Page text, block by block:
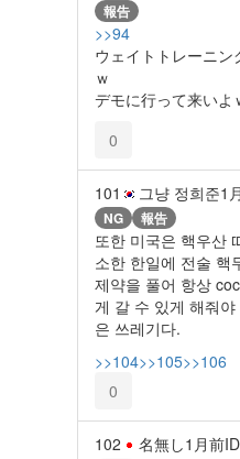
報告
>>94
ウェイトトレーニン
ｗ
デモに行って来いよ
0
101 그냥 정희준1
NG 報告
또한 미국은 핵우산
소한 한일에 전술 핵
제약을 풀어 항상
게 갈 수 있게 해줘
은 쓰레기다.
>>104>>105>>106
0
102 名無し1月前